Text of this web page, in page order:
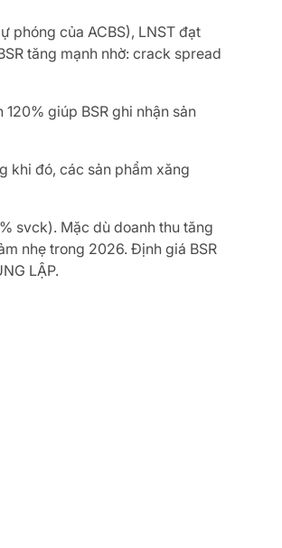
phóng của ACBS), LNST đạt
tăng mạnh nhờ: crack spread
giúp BSR ghi nhận sản
khi đó, các sản phẩm xăng
svck). Mặc dù doanh thu tăng
nhẹ trong 2026. Định giá BSR
LẬP.